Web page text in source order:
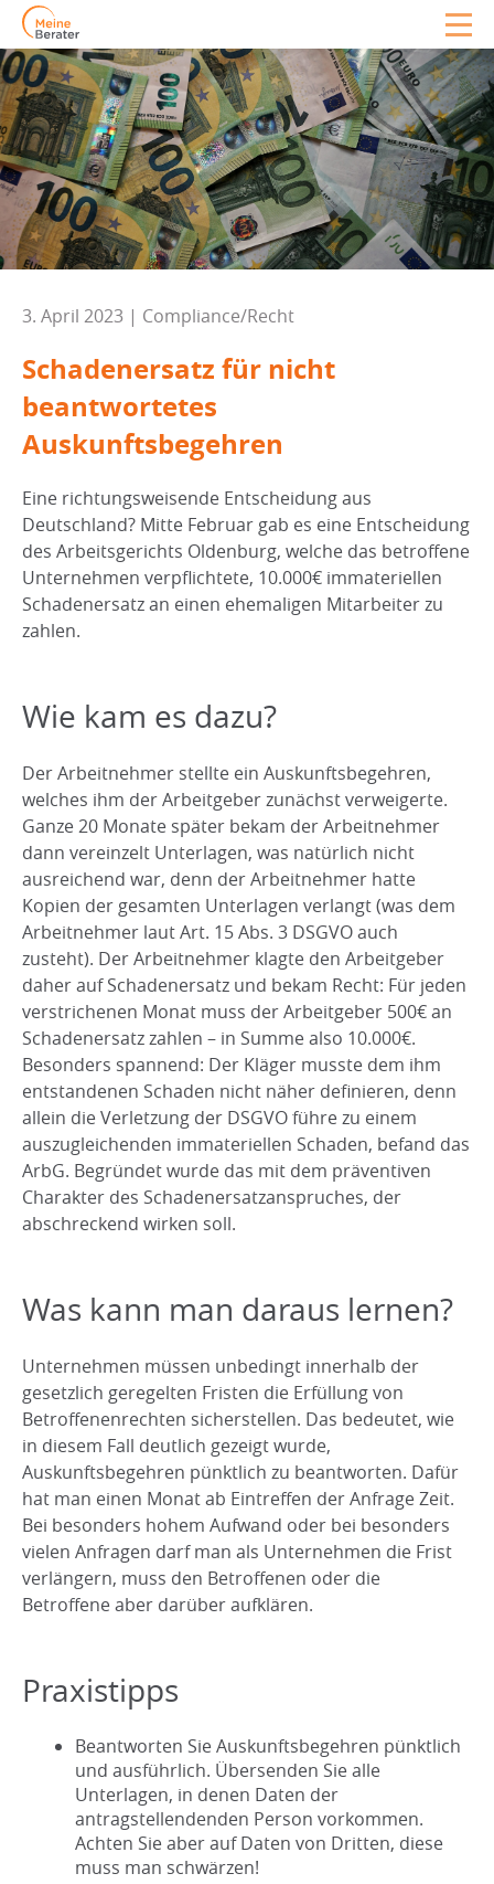
3. April 2023 | Compliance/Recht
Schadenersatz für nicht
beantwortetes
Auskunftsbegehren
Eine richtungsweisende Entscheidung aus
Deutschland? Mitte Februar gab es eine Entscheidung
des Arbeitsgerichts Oldenburg, welche das betroffene
Unternehmen verpflichtete, 10.000€ immateriellen
Schadenersatz an einen ehemaligen Mitarbeiter zu
zahlen.
Wie kam es dazu?
Der Arbeitnehmer stellte ein Auskunftsbegehren,
welches ihm der Arbeitgeber zunächst verweigerte.
Ganze 20 Monate später bekam der Arbeitnehmer
dann vereinzelt Unterlagen, was natürlich nicht
ausreichend war, denn der Arbeitnehmer hatte
Kopien der gesamten Unterlagen verlangt (was dem
Arbeitnehmer laut Art. 15 Abs. 3 DSGVO auch
zusteht). Der Arbeitnehmer klagte den Arbeitgeber
daher auf Schadenersatz und bekam Recht: Für jeden
verstrichenen Monat muss der Arbeitgeber 500€ an
Schadenersatz zahlen – in Summe also 10.000€.
Besonders spannend: Der Kläger musste dem ihm
entstandenen Schaden nicht näher definieren, denn
allein die Verletzung der DSGVO führe zu einem
auszugleichenden immateriellen Schaden, befand das
ArbG. Begründet wurde das mit dem präventiven
Charakter des Schadenersatzanspruches, der
abschreckend wirken soll.
Was kann man daraus lernen?
Unternehmen müssen unbedingt innerhalb der
gesetzlich geregelten Fristen die Erfüllung von
Betroffenenrechten sicherstellen. Das bedeutet, wie
in diesem Fall deutlich gezeigt wurde,
Auskunftsbegehren pünktlich zu beantworten. Dafür
hat man einen Monat ab Eintreffen der Anfrage Zeit.
Bei besonders hohem Aufwand oder bei besonders
vielen Anfragen darf man als Unternehmen die Frist
verlängern, muss den Betroffenen oder die
Betroffene aber darüber aufklären.
Praxistipps
Beantworten Sie Auskunftsbegehren pünktlich
und ausführlich. Übersenden Sie alle
Unterlagen, in denen Daten der
antragstellendenden Person vorkommen.
Achten Sie aber auf Daten von Dritten, diese
muss man schwärzen!